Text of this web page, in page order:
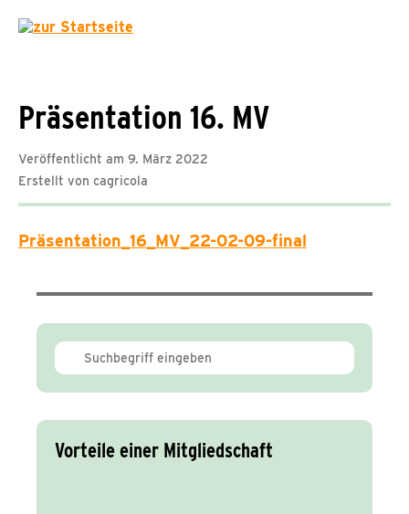
Präsentation 16. MV
Veröffentlicht am 9. März 2022
Erstellt von cagricola
Präsentation_16_MV_22-02-09-final
Vorteile einer Mitgliedschaft